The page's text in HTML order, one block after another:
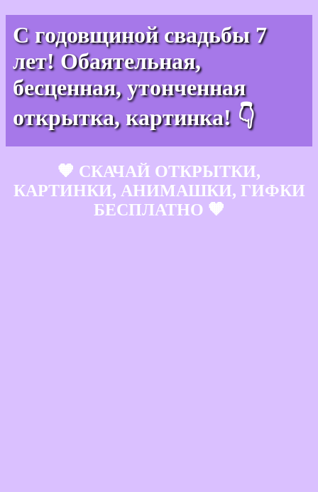
С годовщиной свадьбы 7
лет! Обаятельная,
бесценная, утонченная
открытка, картинка! 👇
🧡 СКАЧАЙ ОТКРЫТКИ,
КАРТИНКИ, АНИМАШКИ, ГИФКИ
БЕСПЛАТНО 🧡